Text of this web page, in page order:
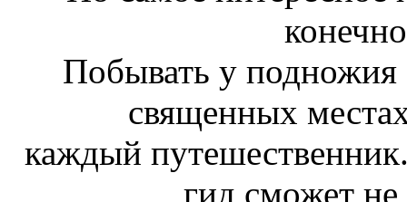
Побывать у подножия
священных
каждый
гид сможет не